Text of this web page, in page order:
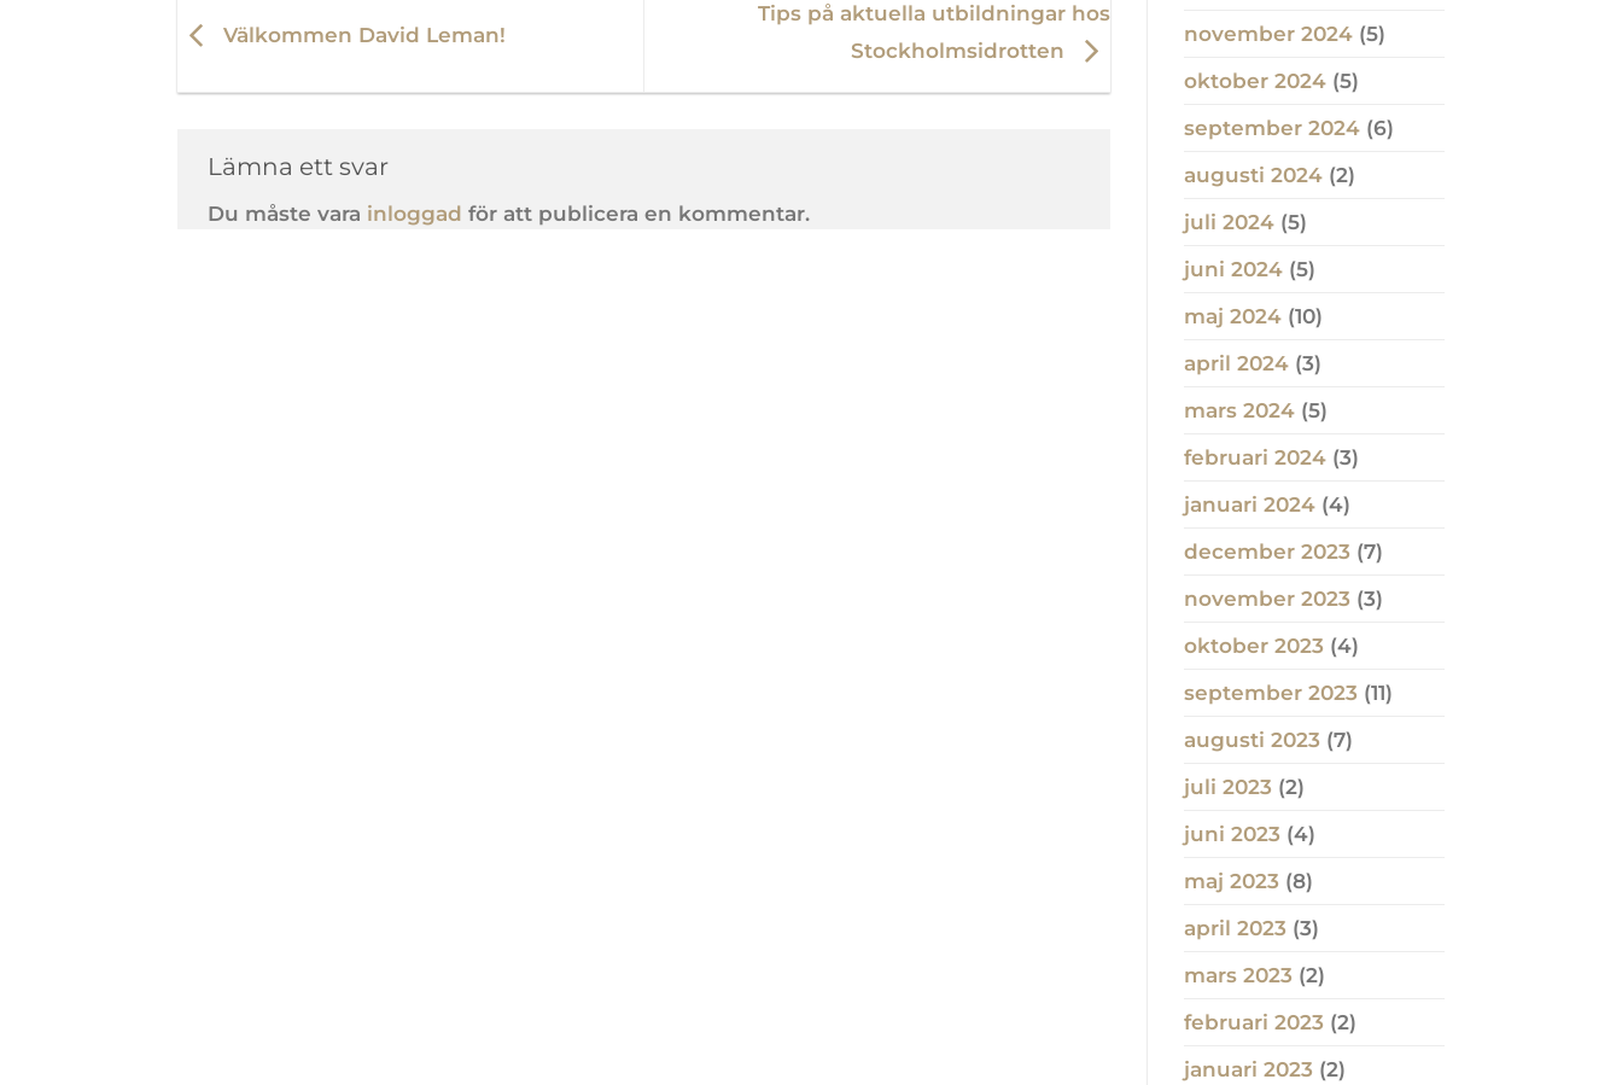
Välkommen David Leman!
Tips på aktuella utbildningar hos
Stockholmsidrotten
Lämna ett svar
Du måste vara inloggad för att publicera en kommentar.
november 2024(5)
oktober 2024(5)
september 2024(6)
augusti 2024(2)
juli 2024(5)
juni 2024(5)
maj 2024(10)
april 2024(3)
mars 2024(5)
februari 2024(3)
januari 2024(4)
december 2023 (7)
november 2023 (3)
oktober 2023 (4)
september 2023 (11)
augusti 2023 (7)
juli 2023 (2)
juni 2023 (4)
maj 2023 (8)
april 2023 (3)
mars 2023 (2)
februari 2023 (2)
januari 2023 (2)